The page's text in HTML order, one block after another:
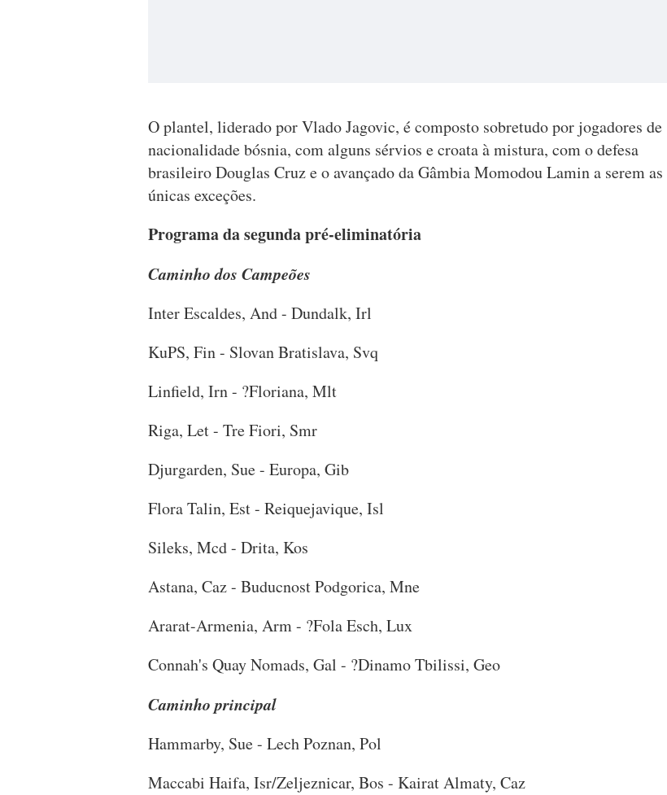
O plantel, liderado por Vlado Jagovic, é composto sobretudo por jogadores de
nacionalidade bósnia, com alguns sérvios e croata à mistura, com o defesa
brasileiro Douglas Cruz e o avançado da Gâmbia Momodou Lamin a serem as
únicas exceções.
Programa da segunda pré-eliminatória
Caminho dos Campeões
Inter Escaldes, And - Dundalk, Irl
KuPS, Fin - Slovan Bratislava, Svq
Linfield, Irn - ?Floriana, Mlt
Riga, Let - Tre Fiori, Smr
Djurgarden, Sue - Europa, Gib
Flora Talin, Est - Reiquejavique, Isl
Sileks, Mcd - Drita, Kos
Astana, Caz - Buducnost Podgorica, Mne
Ararat-Armenia, Arm - ?Fola Esch, Lux
Connah's Quay Nomads, Gal - ?Dinamo Tbilissi, Geo
Caminho principal
Hammarby, Sue - Lech Poznan, Pol
Maccabi Haifa, Isr/Zeljeznicar, Bos - Kairat Almaty, Caz